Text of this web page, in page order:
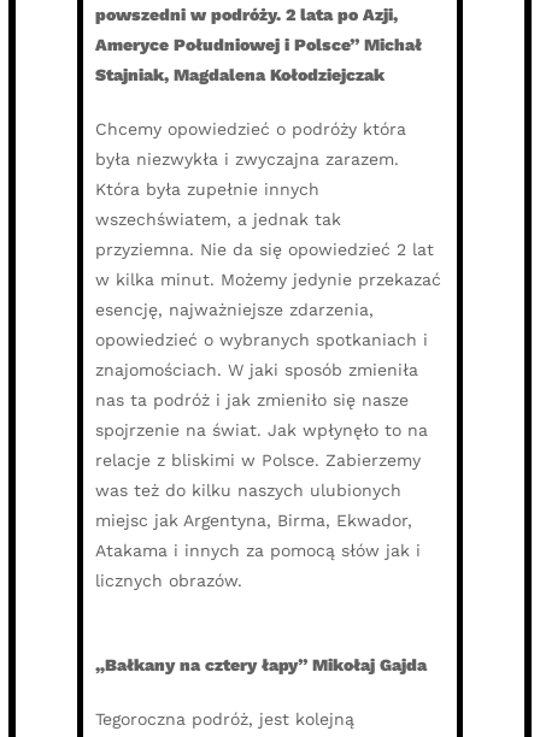
powszedni w podróży. 2 lata po Azji,
Ameryce Południowej i Polsce” Michał
Stajniak, Magdalena Kołodziejczak
Chcemy opowiedzieć o podróży która
była niezwykła i zwyczajna zarazem.
Która była zupełnie innych
wszechświatem, a jednak tak
przyziemna. Nie da się opowiedzieć 2 lat
w kilka minut. Możemy jedynie przekazać
esencję, najważniejsze zdarzenia,
opowiedzieć o wybranych spotkaniach i
znajomościach. W jaki sposób zmieniła
nas ta podróż i jak zmieniło się nasze
spojrzenie na świat. Jak wpłynęło to na
relacje z bliskimi w Polsce. Zabierzemy
was też do kilku naszych ulubionych
miejsc jak Argentyna, Birma, Ekwador,
Atakama i innych za pomocą słów jak i
licznych obrazów.
„Bałkany na cztery łapy” Mikołaj Gajda
Tegoroczna podróż, jest kolejną